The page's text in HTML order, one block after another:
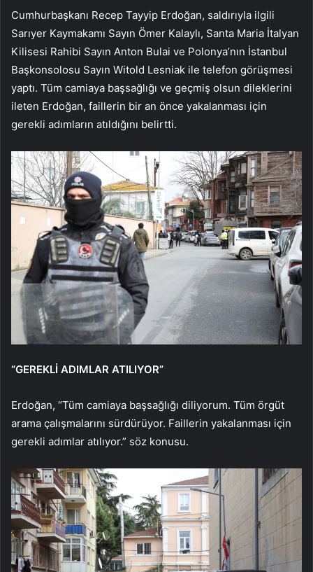
Cumhurbaşkanı Recep Tayyip Erdoğan, saldırıyla ilgili
Sarıyer Kaymakamı Sayın Ömer Kalaylı, Santa Maria İtalyan
Kilisesi Rahibi Sayın Anton Bulai ve Polonya’nın İstanbul
Başkonsolosu Sayın Witold Lesniak ile telefon görüşmesi
yaptı. Tüm camiaya başsağlığı ve geçmiş olsun dileklerini
ileten Erdoğan, faillerin bir an önce yakalanması için
gerekli adımların atıldığını belirtti.
“GEREKLİ ADIMLAR ATILIYOR”
Erdoğan, “Tüm camiaya başsağlığı diliyorum. Tüm örgüt
arama çalışmalarını sürdürüyor. Faillerin yakalanması için
gerekli adımlar atılıyor.” söz konusu.